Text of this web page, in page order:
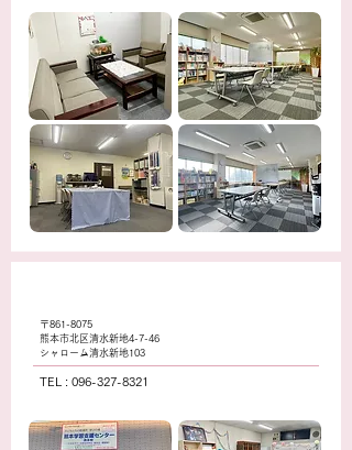
〒861-8075
​熊本市北区清水新地4-7-46
​シャローム清水新地103
TEL : 096-327-8321